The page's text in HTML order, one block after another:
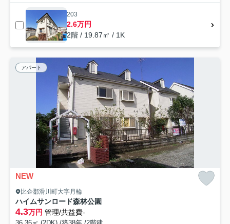
203
2.6万円
2階 / 19.87㎡ / 1K
アパート
NEW
比企郡滑川町大字月輪
ハイムサンロード森林公園
4.3万円 管理/共益費-